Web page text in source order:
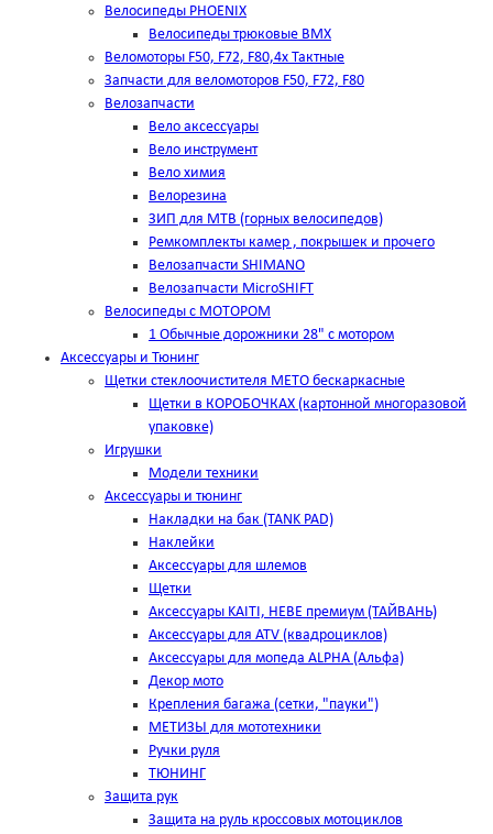
Велосипеды PHOENIX
Велосипеды трюковые BMX
Веломоторы F50, F72, F80,4х Тактные
Запчасти для веломоторов F50, F72, F80
Велозапчасти
Вело аксессуары
Вело инструмент
Вело химия
Велорезина
ЗИП для MTB (горных велосипедов)
Ремкомплекты камер , покрышек и прочего
Велозапчасти SHIMANO
Велозапчасти MicroSHIFT
Велосипеды с МОТОРОМ
1 Обычные дорожники 28" с мотором
Аксессуары и Тюнинг
Щетки стеклоочистителя METO бескаркасные
Щетки в КОРОБОЧКАХ (картонной многоразовой
упаковке)
Игрушки
Модели техники
Аксессуары и тюнинг
Накладки на бак (TANK PAD)
Наклейки
Аксессуары для шлемов
Щетки
Аксессуары KAITI, HEBE премиум (ТАЙВАНЬ)
Аксессуары для ATV (квадроциклов)
Аксессуары для мопеда ALPHA (Альфа)
Декор мото
Крепления багажа (сетки, "пауки")
МЕТИЗЫ для мототехники
Ручки руля
ТЮНИНГ
Защита рук
Защита на руль кроссовых мотоциклов